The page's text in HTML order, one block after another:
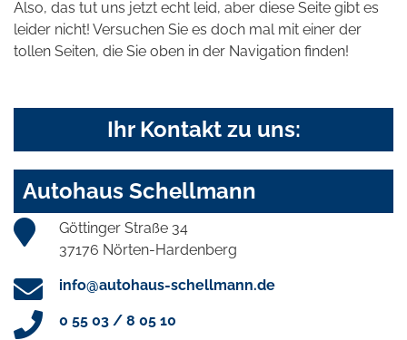
Also, das tut uns jetzt echt leid, aber diese Seite gibt es
leider nicht! Versuchen Sie es doch mal mit einer der
tollen Seiten, die Sie oben in der Navigation finden!
Ihr Kontakt zu uns:
Autohaus Schellmann
Göttinger Straße 34
37176 Nörten-Hardenberg
info@autohaus-schellmann.de
0 55 03 / 8 05 10